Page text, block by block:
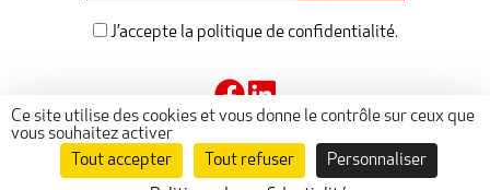
J’accepte la politique de confidentialité.
@ 2023 matplus -Mentions légales-Politique de confidentialité
Ce site utilise des cookies et vous donne le contrôle sur ceux que
vous souhaitez activer
Tout accepter
Tout refuser
Personnaliser